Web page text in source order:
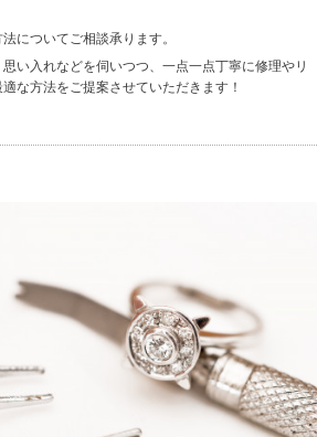
についてご相談承ります。
い入れなどを伺いつつ、一点一点丁寧に修理やリ
な方法をご提案させていただきます！